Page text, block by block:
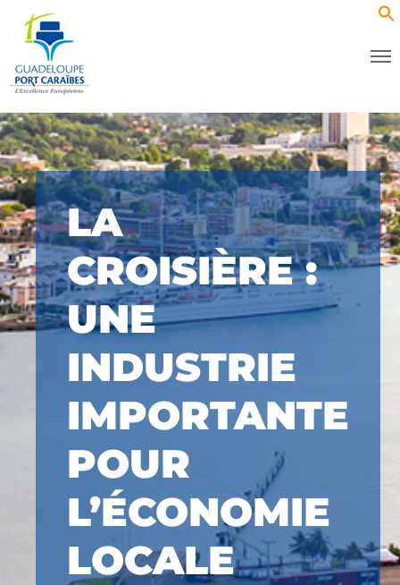
LA
CROISIÈRE :
UNE
INDUSTRIE
IMPORTANTE
POUR
L’ÉCONOMIE
LOCALE